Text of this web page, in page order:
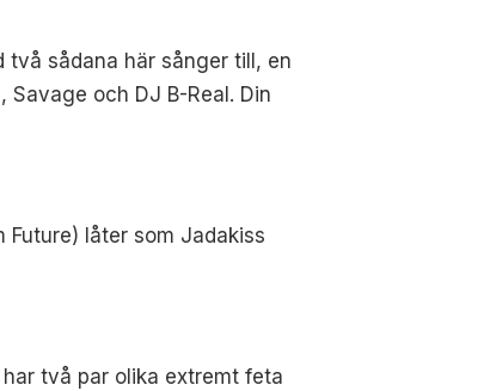
två sådana här sånger till, en
och DJ B-Real. Din
låter som Jadakiss
har två par olika extremt feta